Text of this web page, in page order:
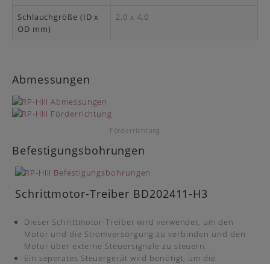
2,0 x 4,0
Abmessungen
Förderrichtung
Befestigungsbohrungen
Schrittmotor-Treiber BD202411-H3
Dieser Schrittmotor-Treiber wird verwendet, um den
Motor und die Stromversorgung zu verbinden und den
Motor über externe Steuersignale zu steuern.
Ein seperates Steuergerät wird benötigt, um die